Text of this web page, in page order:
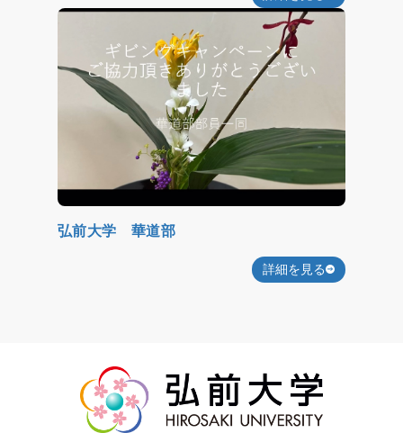
弘前大学 華道部
詳細を見る